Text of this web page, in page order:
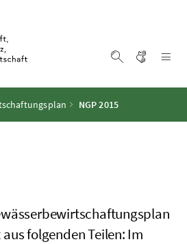
NGP2015
folgenden Teilen: Im